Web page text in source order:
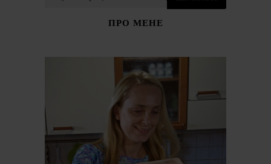
ПРО МЕНЕ